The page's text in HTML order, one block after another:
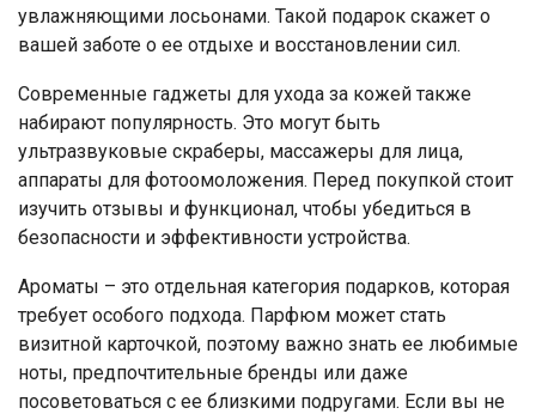
увлажняющими лосьонами. Такой подарок скажет о
вашей заботе о ее отдыхе и восстановлении сил.
Современные гаджеты для ухода за кожей также
набирают популярность. Это могут быть
ультразвуковые скраберы, массажеры для лица,
аппараты для фотоомоложения. Перед покупкой стоит
изучить отзывы и функционал, чтобы убедиться в
безопасности и эффективности устройства.
Ароматы – это отдельная категория подарков, которая
требует особого подхода. Парфюм может стать
визитной карточкой, поэтому важно знать ее любимые
ноты, предпочтительные бренды или даже
посоветоваться с ее близкими подругами. Если вы не